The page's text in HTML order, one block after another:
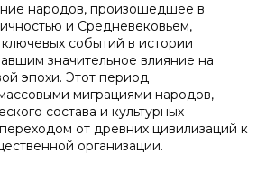
народов, произошедшее в
и Средневековьем,
событий в истории
значительное влияние на
эпохи. Этот период
миграциями народов,
состава и культурных
от древних цивилизаций к
организации.